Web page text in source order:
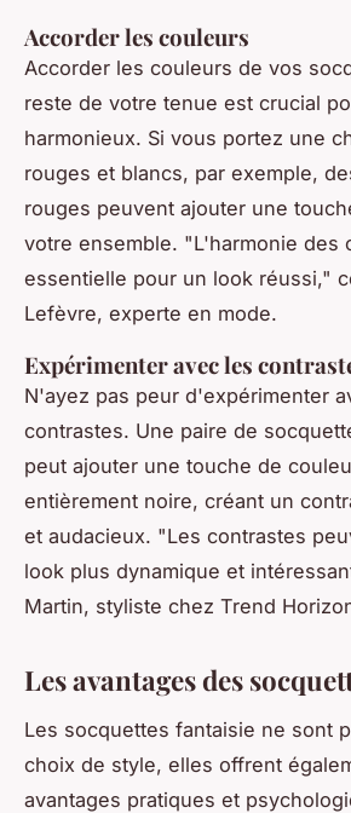
Accorder les couleurs
Accorder les couleurs de vos
reste de votre tenue est crucial
harmonieux. Si vous portez une
rouges et blancs, par exemple,
rouges peuvent ajouter une
votre ensemble. "L'harmonie des
essentielle pour un look réussi,"
Lefèvre, experte en mode.
Expérimenter avec les
N'ayez pas peur d'expérimenter
contrastes. Une paire de
peut ajouter une touche de
entièrement noire, créant un
et audacieux. "Les contrastes
look plus dynamique et
Martin, styliste chez Trend
Les avantages des
Les socquettes fantaisie ne sont
choix de style, elles offrent
avantages pratiques et